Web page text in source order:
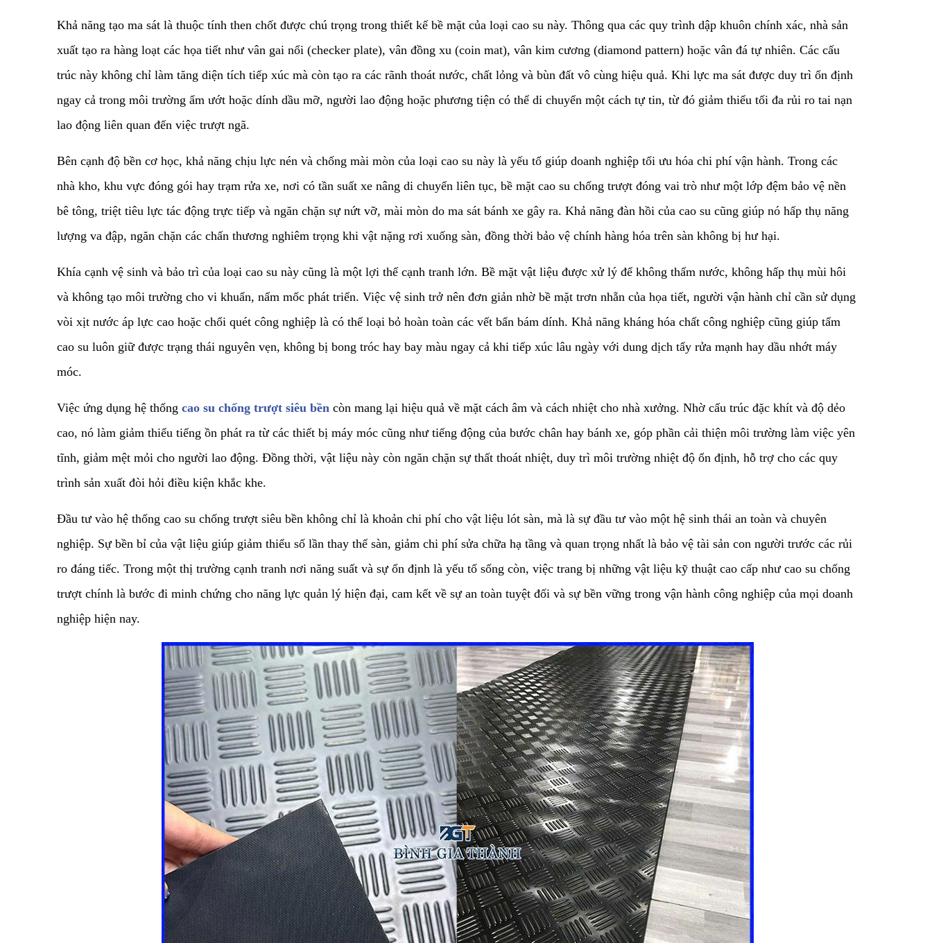
​Khả năng tạo ma sát là thuộc tính then chốt được chú trọng trong thiết kế bề mặt của loại cao su này. Thông qua các quy trình dập khuôn chính xác, nhà sản
xuất tạo ra hàng loạt các họa tiết như vân gai nổi (checker plate), vân đồng xu (coin mat), vân kim cương (diamond pattern) hoặc vân đá tự nhiên. Các cấu
trúc này không chỉ làm tăng diện tích tiếp xúc mà còn tạo ra các rãnh thoát nước, chất lỏng và bùn đất vô cùng hiệu quả. Khi lực ma sát được duy trì ổn định
ngay cả trong môi trường ẩm ướt hoặc dính dầu mỡ, người lao động hoặc phương tiện có thể di chuyển một cách tự tin, từ đó giảm thiểu tối đa rủi ro tai nạn
lao động liên quan đến việc trượt ngã.
​Bên cạnh độ bền cơ học, khả năng chịu lực nén và chống mài mòn của loại cao su này là yếu tố giúp doanh nghiệp tối ưu hóa chi phí vận hành. Trong các
nhà kho, khu vực đóng gói hay trạm rửa xe, nơi có tần suất xe nâng di chuyển liên tục, bề mặt cao su chống trượt đóng vai trò như một lớp đệm bảo vệ nền
bê tông, triệt tiêu lực tác động trực tiếp và ngăn chặn sự nứt vỡ, mài mòn do ma sát bánh xe gây ra. Khả năng đàn hồi của cao su cũng giúp nó hấp thụ năng
lượng va đập, ngăn chặn các chấn thương nghiêm trọng khi vật nặng rơi xuống sàn, đồng thời bảo vệ chính hàng hóa trên sàn không bị hư hại.
​Khía cạnh vệ sinh và bảo trì của loại cao su này cũng là một lợi thế cạnh tranh lớn. Bề mặt vật liệu được xử lý để không thấm nước, không hấp thụ mùi hôi
và không tạo môi trường cho vi khuẩn, nấm mốc phát triển. Việc vệ sinh trở nên đơn giản nhờ bề mặt trơn nhẵn của họa tiết, người vận hành chỉ cần sử dụng
vòi xịt nước áp lực cao hoặc chổi quét công nghiệp là có thể loại bỏ hoàn toàn các vết bẩn bám dính. Khả năng kháng hóa chất công nghiệp cũng giúp tấm
cao su luôn giữ được trạng thái nguyên vẹn, không bị bong tróc hay bay màu ngay cả khi tiếp xúc lâu ngày với dung dịch tẩy rửa mạnh hay dầu nhớt máy
móc.
​Việc ứng dụng hệ thống cao su chống trượt siêu bền còn mang lại hiệu quả về mặt cách âm và cách nhiệt cho nhà xưởng. Nhờ cấu trúc đặc khít và độ dẻo
cao, nó làm giảm thiểu tiếng ồn phát ra từ các thiết bị máy móc cũng như tiếng động của bước chân hay bánh xe, góp phần cải thiện môi trường làm việc yên
tĩnh, giảm mệt mỏi cho người lao động. Đồng thời, vật liệu này còn ngăn chặn sự thất thoát nhiệt, duy trì môi trường nhiệt độ ổn định, hỗ trợ cho các quy
trình sản xuất đòi hỏi điều kiện khắc khe.
​Đầu tư vào hệ thống cao su chống trượt siêu bền không chỉ là khoản chi phí cho vật liệu lót sàn, mà là sự đầu tư vào một hệ sinh thái an toàn và chuyên
nghiệp. Sự bền bỉ của vật liệu giúp giảm thiểu số lần thay thế sàn, giảm chi phí sửa chữa hạ tầng và quan trọng nhất là bảo vệ tài sản con người trước các rủi
ro đáng tiếc. Trong một thị trường cạnh tranh nơi năng suất và sự ổn định là yếu tố sống còn, việc trang bị những vật liệu kỹ thuật cao cấp như cao su chống
trượt chính là bước đi minh chứng cho năng lực quản lý hiện đại, cam kết về sự an toàn tuyệt đối và sự bền vững trong vận hành công nghiệp của mọi doanh
nghiệp hiện nay.